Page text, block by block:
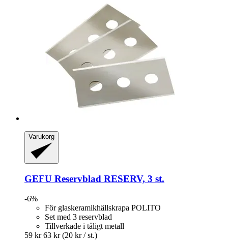
Varukorg
GEFU Reservblad RESERV, 3 st.
-6%
För glaskeramikhällskrapa POLITO
Set med 3 reservblad
Tillverkade i tåligt metall
59 kr 63 kr (20 kr / st.)